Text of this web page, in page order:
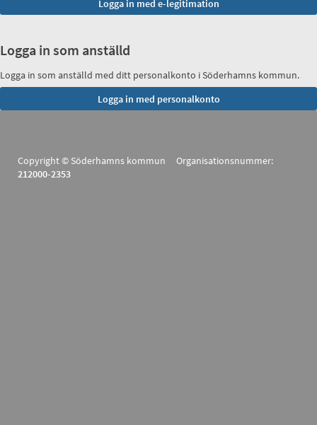
Logga in som anställd
Logga in som anställd med ditt personalkonto i Söderhamns kommun.
Copyright © Söderhamns kommun Organisationsnummer:
212000-2353